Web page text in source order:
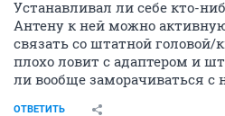
Устанавливал ли себе кто-
Антену к ней можно
связать со штатной головой/
плохо ловит с адаптером и
ли вообще заморачиваться с
ОТВЕТИТЬ